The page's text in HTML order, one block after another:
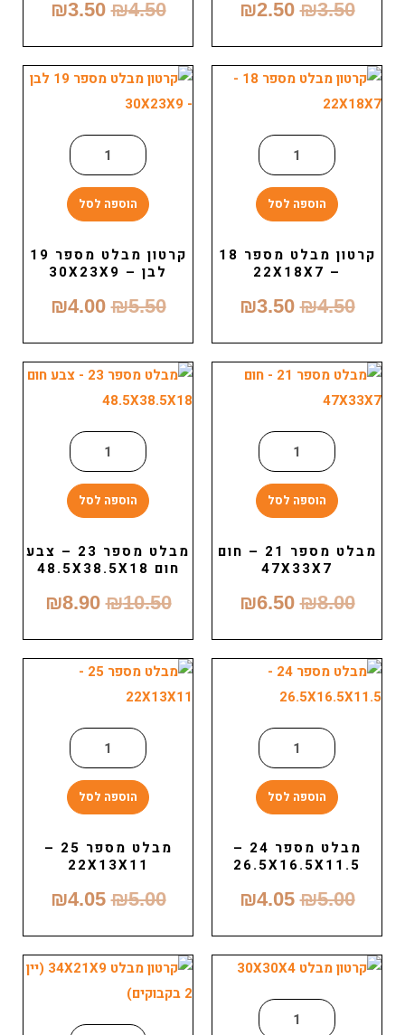
₪3.50
₪2.50
₪4.50
₪3.50
הוספה לסל
קרטון מבלט מספר 18
– 22X18X7
₪4.50
₪3.50
הוספה לסל
קרטון מבלט מספר 19
לבן – 30X23X9
₪5.50
₪4.00
הוספה לסל
מבלט מספר 21 – חום
47X33X7
₪8.00
₪6.50
הוספה לסל
מבלט מספר 23 – צבע
חום 48.5X38.5X18
₪10.50
₪8.90
הוספה לסל
מבלט מספר 24 –
26.5X16.5X11.5
₪5.00
₪4.05
הוספה לסל
מבלט מספר 25 –
22X13X11
₪5.00
₪4.05